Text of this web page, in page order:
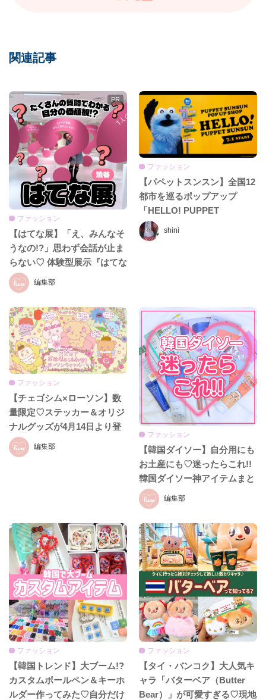
関連記事
編集部
ファッション
【はてな展】「え、みんなそ
うなの!?」思わず会話が止ま
らない♡ 体験型展示『はてな
展』に行ってきたレポ
shini
ファッション
【パペットスンスン】全国12
都市を巡るポップアップ
「HELLO! PUPPET
SUNSUN」が7月1日スター
ト♡ご当地限定グッズも初登
編集部
ファッション
【チェゴシム×ローソン】数
量限定♡ステッカー＆オリジ
ナルグッズが4月14日より登
場！
編集部
ファッション
【韓国ダイソー】自分用にも
お土産にも♡迷ったらこれ!!
韓国ダイソー神アイテムまと
め
ファッション
【韓国トレンド】大ブーム!?
カスタムボールペン＆キーホ
ルダー作ってみた♡自分だけ
ファッション
【タイ・バンコク】大人気キ
ャラ「バターベア（Butter
Bear）」が可愛すぎる♡現地